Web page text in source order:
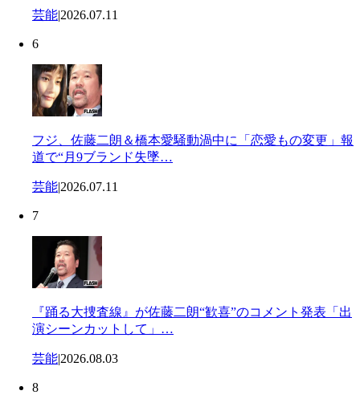
芸能|2026.07.11
6
フジ、佐藤二朗＆橋本愛騒動渦中に「恋愛もの変更」報
道で“月9ブランド失墜…
芸能|2026.07.11
7
『踊る大捜査線』が佐藤二朗“歓喜”のコメント発表「出
演シーンカットして」…
芸能|2026.08.03
8